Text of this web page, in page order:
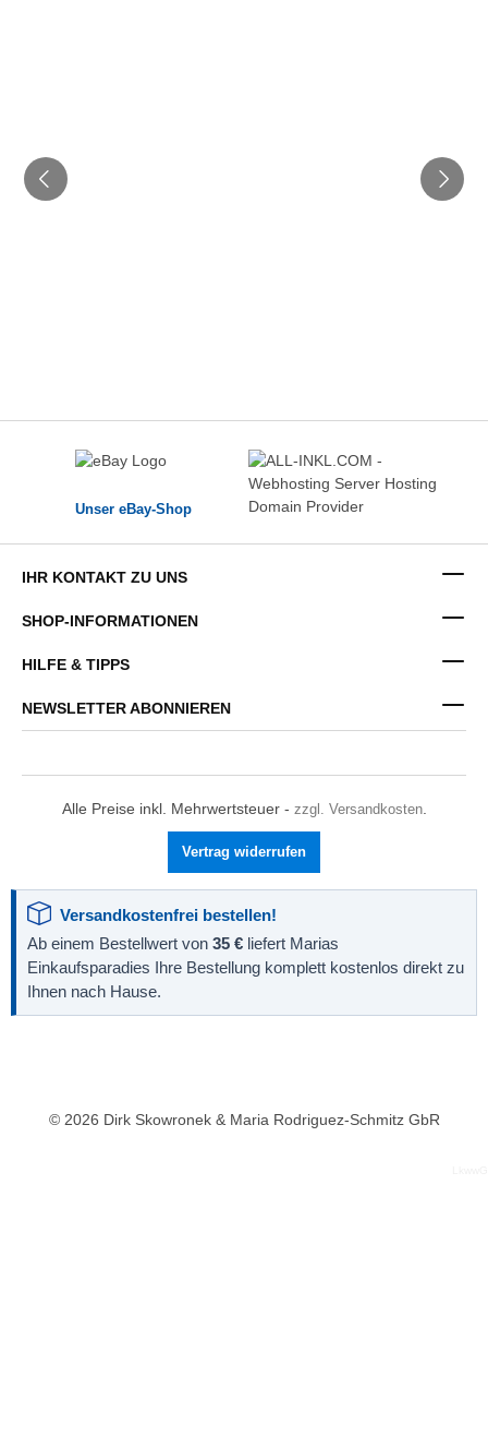
Unser eBay-Shop
IHR KONTAKT ZU UNS
SHOP-INFORMATIONEN
HILFE & TIPPS
NEWSLETTER ABONNIEREN
Alle Preise inkl. Mehrwertsteuer - zzgl. Versandkosten.
Vertrag widerrufen
Versandkostenfrei bestellen!
Ab einem Bestellwert von 35 € liefert Marias
Einkaufsparadies Ihre Bestellung komplett kostenlos direkt zu
Ihnen nach Hause.
© 2026 Dirk Skowronek & Maria Rodriguez-Schmitz GbR